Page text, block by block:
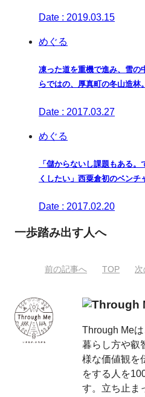
Date : 2019.03.15
めぐる
凍った道を重機で進み、雪
らではの、厚真町の冬山造林。
Date : 2017.03.27
めぐる
「儲からないし課題もある
くしたい」西粟倉初のベンチ
Date : 2017.02.20
一歩踏み出す人へ
前の記事へ TOP
Through Me
暮らし方や叡
様な価値観を
をする人を
す。立ち止ま